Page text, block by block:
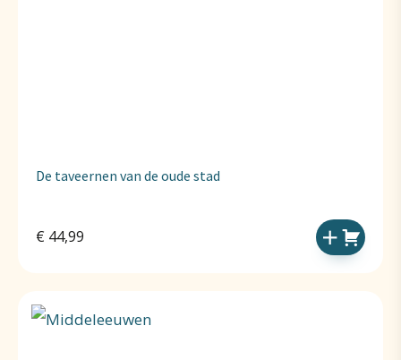
De taveernen van de oude stad
€ 44,99